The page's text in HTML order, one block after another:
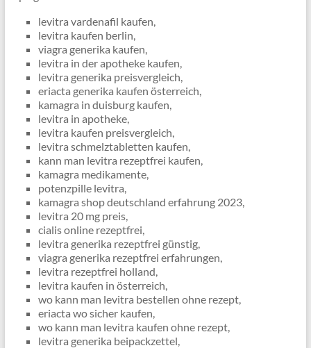
levitra vardenafil kaufen,
levitra kaufen berlin,
viagra generika kaufen,
levitra in der apotheke kaufen,
levitra generika preisvergleich,
eriacta generika kaufen österreich,
kamagra in duisburg kaufen,
levitra in apotheke,
levitra kaufen preisvergleich,
levitra schmelztabletten kaufen,
kann man levitra rezeptfrei kaufen,
kamagra medikamente,
potenzpille levitra,
kamagra shop deutschland erfahrung 2023,
levitra 20 mg preis,
cialis online rezeptfrei,
levitra generika rezeptfrei günstig,
viagra generika rezeptfrei erfahrungen,
levitra rezeptfrei holland,
levitra kaufen in österreich,
wo kann man levitra bestellen ohne rezept,
eriacta wo sicher kaufen,
wo kann man levitra kaufen ohne rezept,
levitra generika beipackzettel,